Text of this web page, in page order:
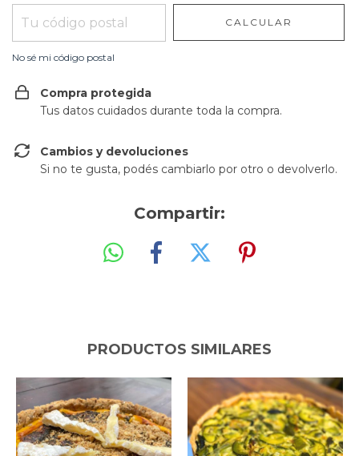
CALCULAR
No sé mi código postal
Compra protegida
Tus datos cuidados durante toda la compra.
Cambios y devoluciones
Si no te gusta, podés cambiarlo por otro o devolverlo.
Compartir:
PRODUCTOS SIMILARES